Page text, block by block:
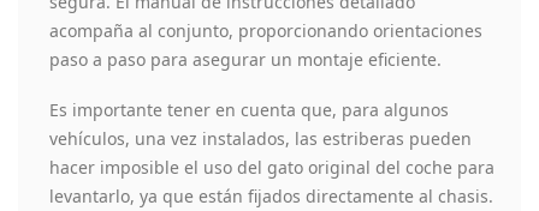
acompaña al conjunto, proporcionando orientaciones
paso a paso para asegurar un montaje eficiente.
Es importante tener en cuenta que, para algunos
vehículos, una vez instalados, las estriberas pueden
hacer imposible el uso del gato original del coche para
levantarlo, ya que están fijados directamente al chasis.